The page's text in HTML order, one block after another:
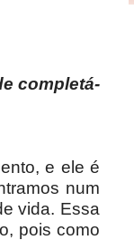
completá-
e ele é
num
vida. Essa
pois como